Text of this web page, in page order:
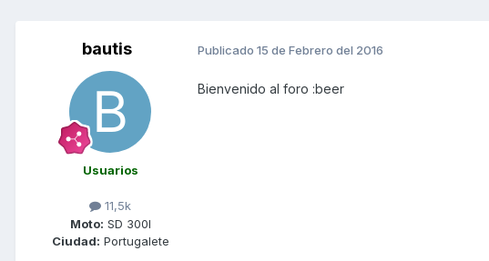
bautis
Usuarios
11,5k
Moto: SD 300I
Ciudad: Portugalete
Publicado 15 de Febrero del 2016
Bienvenido al foro :beer